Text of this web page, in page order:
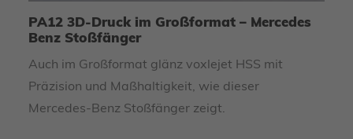
PA12 3D-Druck im Großformat – Mercedes
Benz Stoßfänger
Auch im Großformat glänz voxlejet HSS mit
Präzision und Maßhaltigkeit, wie dieser
Mercedes-Benz Stoßfänger zeigt.